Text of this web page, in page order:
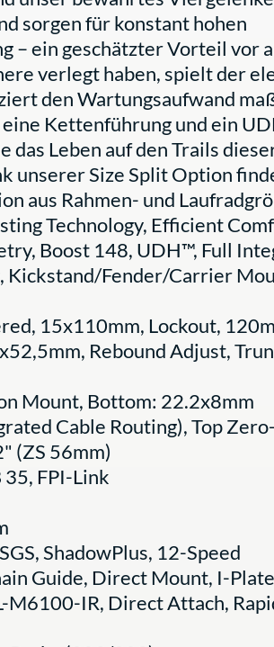
sorgen für konstant hohen
– ein geschätzter Vorteil vor
verlegt haben, spielt der
den Wartungsaufwand
Kettenführung und ein
das Leben auf den Trails
unserer Size Split Option
aus Rahmen- und
Technology, Efficient
Boost 148, UDH™, Full
Kickstand/Fender/Carrier
15x110mm, Lockout,
Rebound Adjust,
Mount, Bottom: 22.2x8mm
Cable Routing), Top
(ZS 56mm)
35, FPI-Link
ShadowPlus, 12-Speed
Guide, Direct Mount, I-Plate
M6100-IR, Direct Attach,